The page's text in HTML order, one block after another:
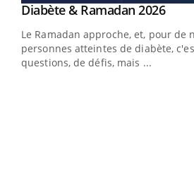
Youtube
Diabète & Ramadan 2026
Le Ramadan approche, et, pour de
personnes atteintes de diabète,
questions, de défis, mais ...